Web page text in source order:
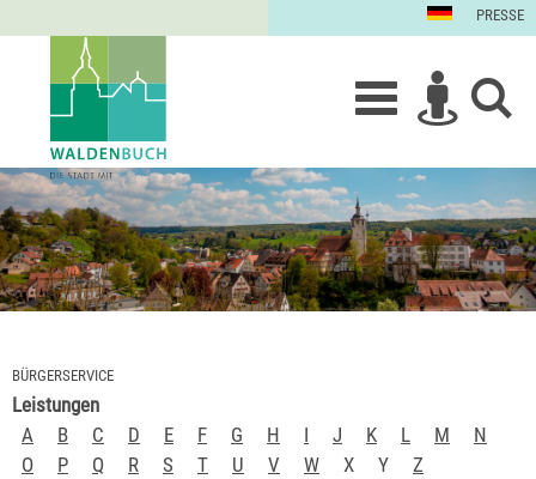
PRESSE
BÜRGERSERVICE
Leistungen
A
B C D E F G H I J K L M
N
O
P Q R S T U V W X Y Z